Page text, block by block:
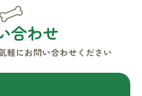
軽にお問い合わせください
合わせ